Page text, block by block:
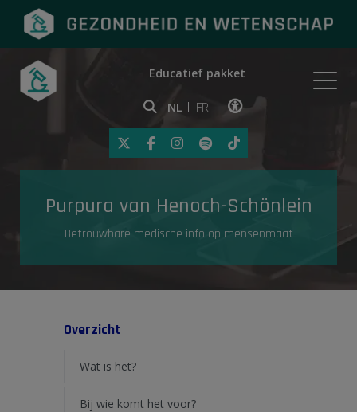
Onderwerpen
Gezondheid in de media
Educatief pakket
NL FR
Klik op deze link om
Purpura van Henoch-Schönlein
- Betrouwbare medische info op mensenmaat -
Overzicht
Wat is het?
Bij wie komt het voor?